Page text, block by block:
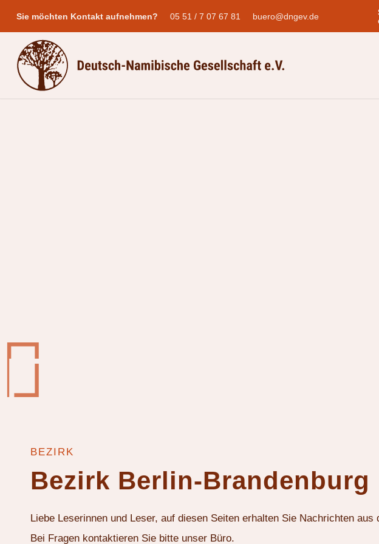
05 51 / 7 07 67 81 buero@dngev.de
BEZIRK
Bezirk Berlin-Brandenburg
Liebe Leserinnen und Leser, auf diesen Seiten erhalten Sie Nachrichten
Bei Fragen kontaktieren Sie bitte unser Büro.